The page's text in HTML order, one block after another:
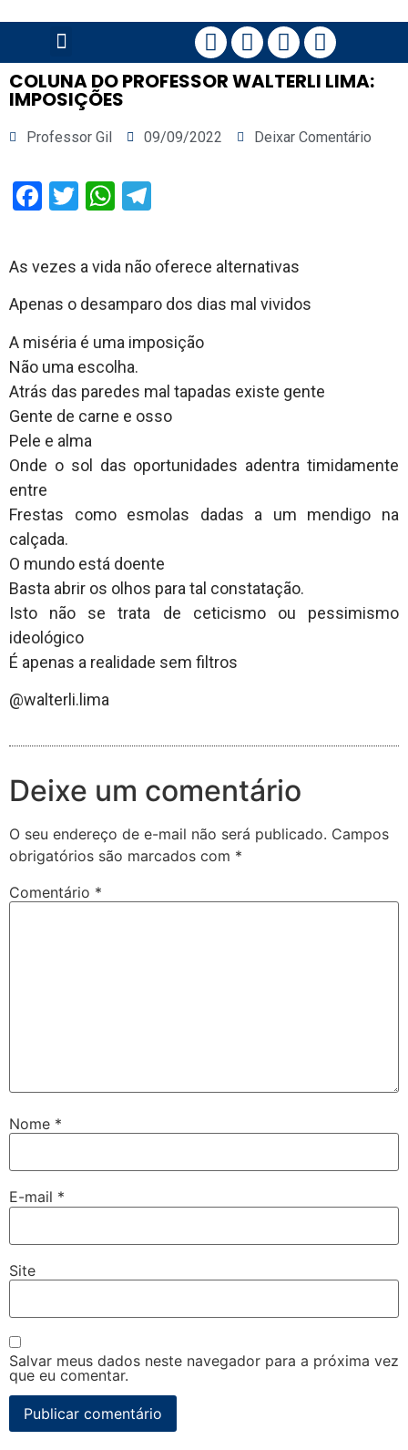
COLUNA DO PROFESSOR WALTERLI LIMA:
IMPOSIÇÕES
Professor Gil 09/09/2022 Deixar Comentário
Facebook
TwitterWhatsApp
As vezes a vida não oferece alternativas
Apenas o desamparo dos dias mal vividos
A miséria é uma imposição
Não uma escolha.
Atrás das paredes mal tapadas existe gente
Gente de carne e osso
Pele e alma
Onde o sol das oportunidades adentra timidamente
entre
Frestas como esmolas dadas a um mendigo na
calçada.
O mundo está doente
Basta abrir os olhos para tal constatação.
Isto não se trata de ceticismo ou pessimismo
ideológico
É apenas a realidade sem filtros
@walterli.lima
Deixe um comentário
O seu endereço de e-mail não será publicado. Campos
obrigatórios são marcados com *
Comentário *
Nome *
E-mail *
Site
Salvar meus dados neste navegador para a próxima vez
que eu comentar.